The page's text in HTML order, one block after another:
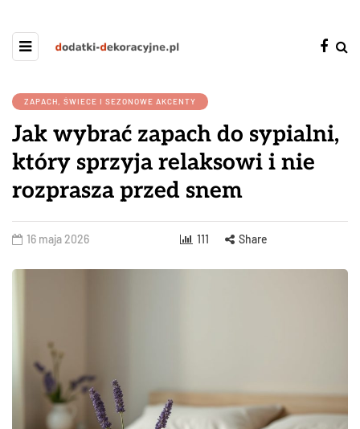
ZAPACH, ŚWIECE I SEZONOWE AKCENTY
Jak wybrać zapach do sypialni,
który sprzyja relaksowi i nie
rozprasza przed snem
16 maja 2026 111 Share